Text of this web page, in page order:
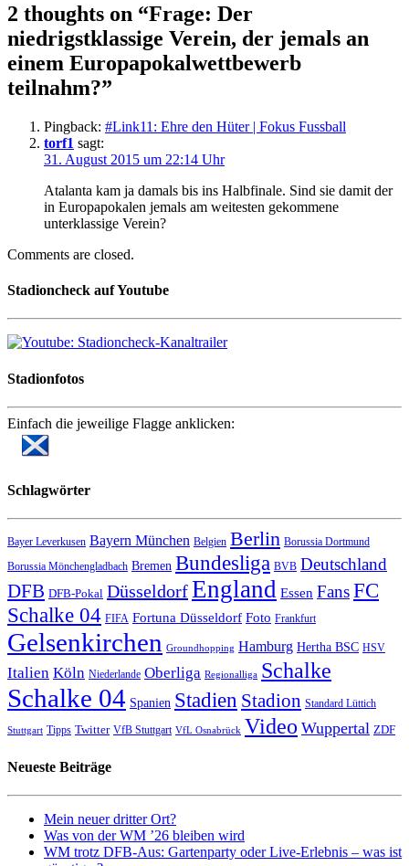
2 thoughts on “Frage: Der
niedrigstklassige Verein, der jemals an
einem Europapokalwettbewerb
teilnahm?”
Pingback: #Link11: Ehre den Hüter | Fokus Fussball
torf1 sagt:
31. August 2015 um 22:14 Uhr
Atalanta kam ja damals bis ins Halbfinale. Sind sie damit der
in Europapokalen jemals am weitesten gekommene
unterklassige Verein?
Comments are closed.
Stadioncheck auf Youtube
Stadionfotos
Einfach die jeweilige Flagge anklicken:
Schlagwörter
Bayer Leverkusen Bayern München Belgien Berlin Borussia Dortmund
Borussia Mönchengladbach Bremen Bundesliga BVB Deutschland
DFB DFB-Pokal DüsseldorfEngland Essen FansFC
Schalke 04 FIFA Fortuna Düsseldorf Foto Frankfurt
Gelsenkirchen Groundhopping Hamburg Hertha BSC HSV
Italien Köln Niederlande Oberliga Regionalliga Schalke
Schalke 04 Spanien Stadien Stadion Standard Lüttich
Stuttgart Tipps Twitter VfB Stuttgart VfL Osnabrück Video Wuppertal ZDF
Neueste Beiträge
Mein neuer dritter Ort?
Was von der WM ’26 bleiben wird
WM trotz DFB-Aus: Gartenparty oder Live-Erlebnis – was ist